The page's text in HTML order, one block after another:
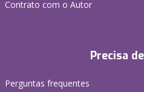
Contrato com o Autor
Precisa
Perguntas frequentes